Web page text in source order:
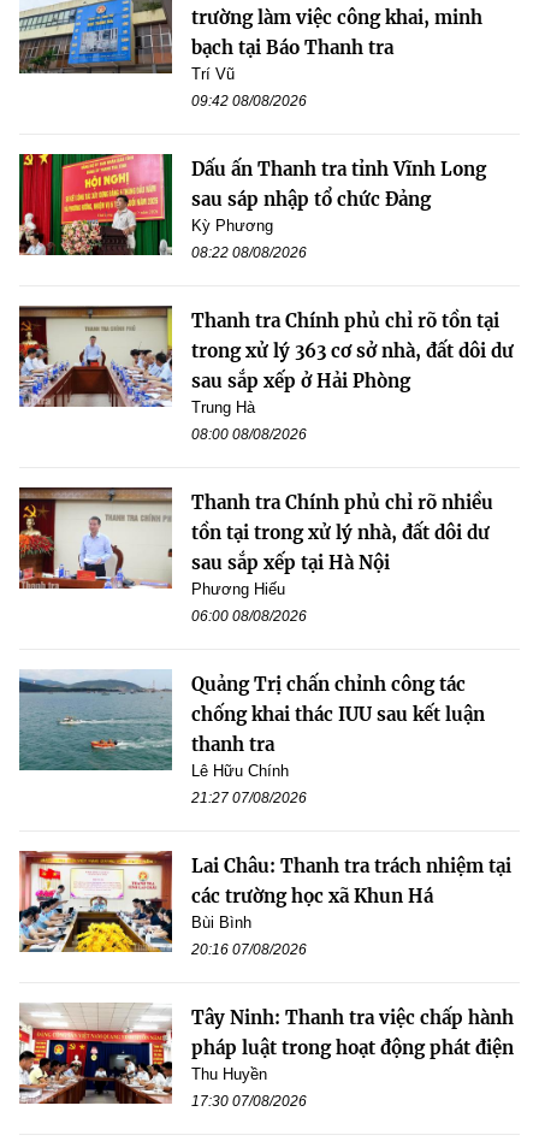
trường làm việc công khai, minh
bạch tại Báo Thanh tra
Trí Vũ
09:42 08/08/2026
Dấu ấn Thanh tra tỉnh Vĩnh Long
sau sáp nhập tổ chức Đảng
Kỳ Phương
08:22 08/08/2026
Thanh tra Chính phủ chỉ rõ tồn tại
trong xử lý 363 cơ sở nhà, đất dôi dư
sau sắp xếp ở Hải Phòng
Trung Hà
08:00 08/08/2026
Thanh tra Chính phủ chỉ rõ nhiều
tồn tại trong xử lý nhà, đất dôi dư
sau sắp xếp tại Hà Nội
Phương Hiếu
06:00 08/08/2026
Quảng Trị chấn chỉnh công tác
chống khai thác IUU sau kết luận
thanh tra
Lê Hữu Chính
21:27 07/08/2026
Lai Châu: Thanh tra trách nhiệm tại
các trường học xã Khun Há
Bùi Bình
20:16 07/08/2026
Tây Ninh: Thanh tra việc chấp hành
pháp luật trong hoạt động phát điện
Thu Huyền
17:30 07/08/2026